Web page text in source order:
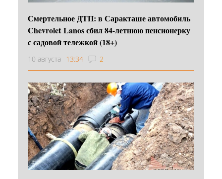
Смертельное ДТП: в Саракташе автомобиль
Chevrolet Lanos сбил 84-летнюю пенсионерку
с садовой тележкой (18+)
10 августа 13:34 2